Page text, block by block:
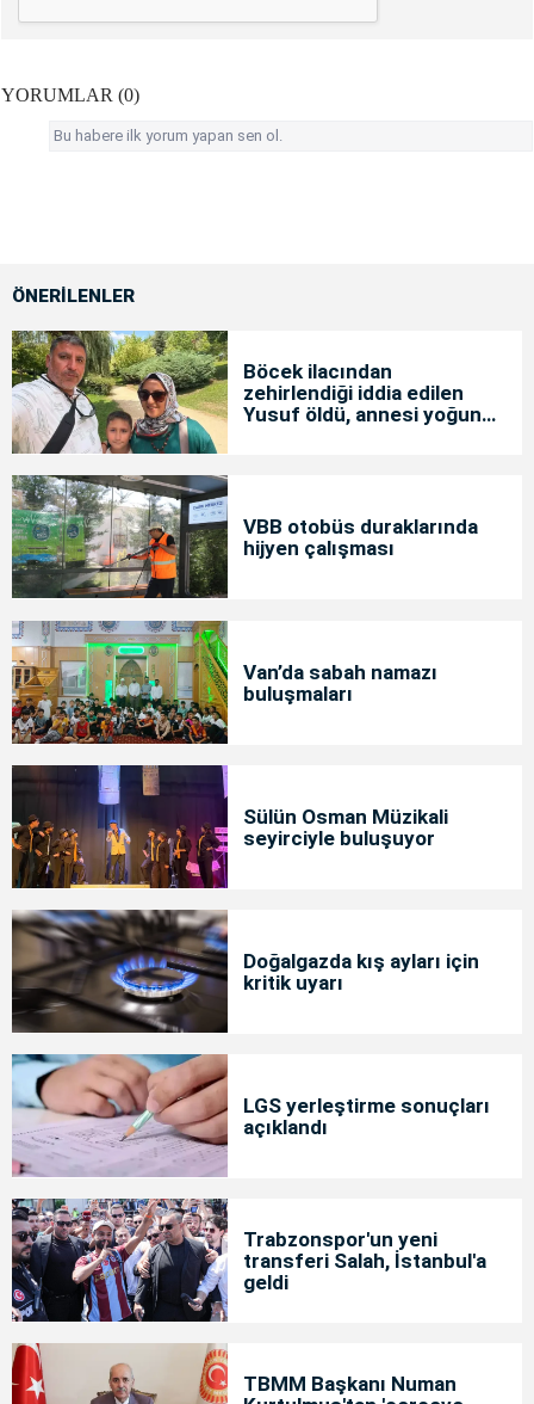
YORUMLAR (0)
Bu habere ilk yorum yapan sen ol.
ÖNERİLENLER
Böcek ilacından
zehirlendiği iddia edilen
Yusuf öldü, annesi yoğun
VBB otobüs duraklarında
hijyen çalışması
Van’da sabah namazı
buluşmaları
Sülün Osman Müzikali
seyirciyle buluşuyor
Doğalgazda kış ayları için
kritik uyarı
LGS yerleştirme sonuçları
açıklandı
Trabzonspor'un yeni
transferi Salah, İstanbul'a
geldi
TBMM Başkanı Numan